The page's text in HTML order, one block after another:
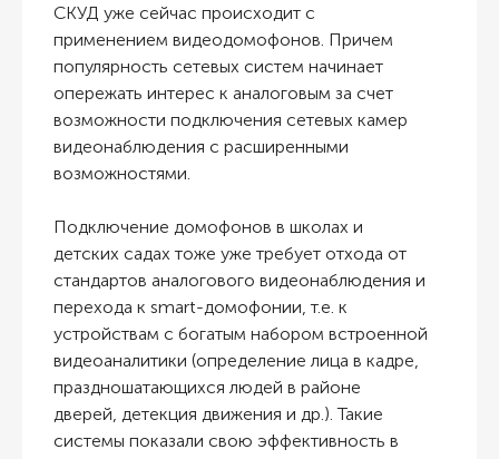
СКУД уже сейчас происходит с
применением видеодомофонов. Причем
популярность сетевых систем начинает
опережать интерес к аналоговым за счет
возможности подключения сетевых камер
видеонаблюдения с расширенными
возможностями.
Подключение домофонов в школах и
детских садах тоже уже требует отхода от
стандартов аналогового видеонаблюдения и
перехода к smart-домофонии, т.е. к
устройствам с богатым набором встроенной
видеоаналитики (определение лица в кадре,
праздношатающихся людей в районе
дверей, детекция движения и др.). Такие
системы показали свою эффективность в